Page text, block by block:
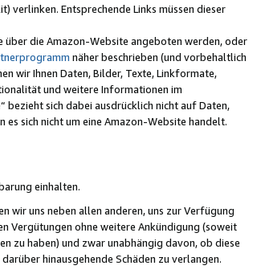
verlinken. Entsprechende Links müssen dieser
über die Amazon-Website angeboten werden, oder
näher beschrieben (und vorbehaltlich
wir Ihnen Daten, Bilder, Texte, Linkformate,
und weitere Informationen im
sich dabei ausdrücklich nicht auf Daten,
sich nicht um eine Amazon-Website handelt.
einhalten.
wir uns neben allen anderen, uns zur Verfügung
Vergütungen ohne weitere Ankündigung (soweit
zu haben) und zwar unabhängig davon, ob diese
hinausgehende Schäden zu verlangen.